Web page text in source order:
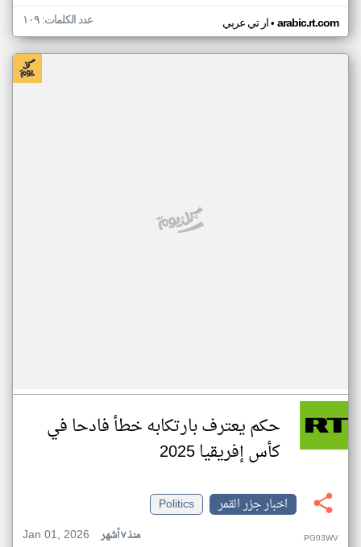
ار تي عربي• arabic.rt.com عدد الكلمات: ١٠٩
حكم يعترف بارتكابه خطأ فادحا في
كأس إفريقيا 2025
اخبار جزر القمر
Politics
Jan 01, 2026
منذ ٧ أشهر PG03WV